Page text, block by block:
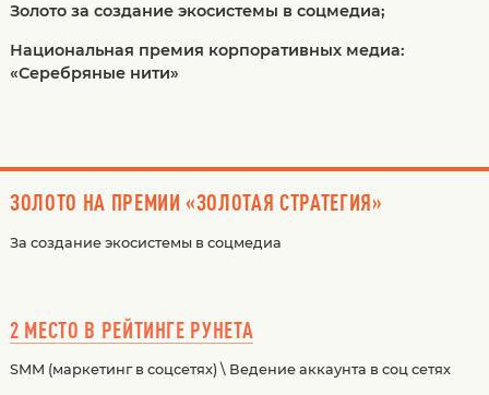
Золото за создание экосистемы в соцмедиа;
Национальная премия корпоративных медиа:
«Серебряные нити»
ЗОЛОТО НА ПРЕМИИ «ЗОЛОТАЯ СТРАТЕГИЯ»
За создание экосистемы в соцмедиа
2 МЕСТО В РЕЙТИНГЕ РУНЕТА
SMM (маркетинг в соцсетях) \ Ведение аккаунта в соц сетях